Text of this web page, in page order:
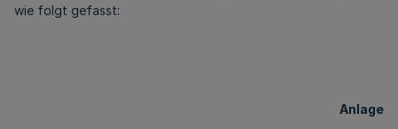
wie folgt gefasst:
Anlage